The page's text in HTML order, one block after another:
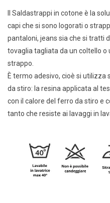
Il Saldastrappi in cotone è la
capi che si sono logorati o
pantaloni, jeans sia che si tratti
tovaglia tagliata da un coltello o
strappo.
È termo adesivo, cioè si utilizza
da stiro: la resina applicata al
con il calore del ferro da stiro e
tanto che resiste ai lavaggi in